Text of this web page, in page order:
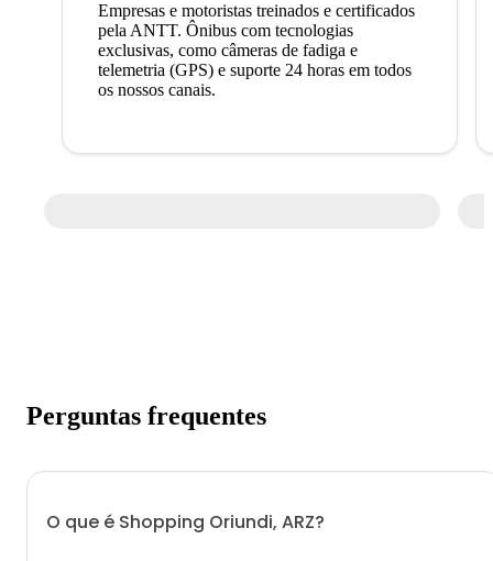
Empresas e motoristas treinados e certificados
pela ANTT. Ônibus com tecnologias
exclusivas, como câmeras de fadiga e
telemetria (GPS) e suporte 24 horas em todos
os nossos canais.
Perguntas frequentes
O que é Shopping Oriundi, ARZ?